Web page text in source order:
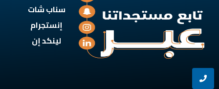
سناب شات
إنستجرام
لينكد إن